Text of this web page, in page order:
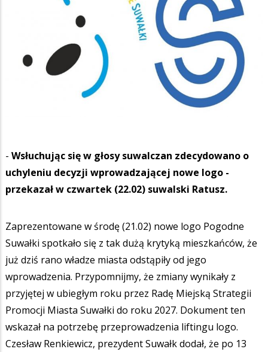
- Wsłuchując się w głosy suwalczan zdecydowano o
uchyleniu decyzji wprowadzającej nowe logo -
przekazał w czwartek (22.02) suwalski Ratusz.
Zaprezentowane w środę (21.02) nowe logo Pogodne
Suwałki spotkało się z tak dużą krytyką mieszkańców, że
już dziś rano władze miasta odstąpiły od jego
wprowadzenia. Przypomnijmy, że zmiany wynikały z
przyjętej w ubiegłym roku przez Radę Miejską Strategii
Promocji Miasta Suwałki do roku 2027. Dokument ten
wskazał na potrzebę przeprowadzenia liftingu logo.
Czesław Renkiewicz, prezydent Suwałk dodał, że po 13